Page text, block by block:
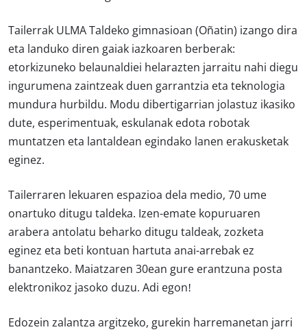
Tailerrak ULMA Taldeko gimnasioan (Oñatin) izango dira
eta landuko diren gaiak iazkoaren berberak:
etorkizuneko belaunaldiei helarazten jarraitu nahi diegu
ingurumena zaintzeak duen garrantzia eta teknologia
mundura hurbildu. Modu dibertigarrian jolastuz ikasiko
dute, esperimentuak, eskulanak edota robotak
muntatzen eta lantaldean egindako lanen erakusketak
eginez.
Tailerraren lekuaren espazioa dela medio, 70 ume
onartuko ditugu taldeka. Izen-emate kopuruaren
arabera antolatu beharko ditugu taldeak, zozketa
eginez eta beti kontuan hartuta anai-arrebak ez
banantzeko. Maiatzaren 30ean gure erantzuna posta
elektronikoz jasoko duzu. Adi egon!
Edozein zalantza argitzeko, gurekin harremanetan jarri